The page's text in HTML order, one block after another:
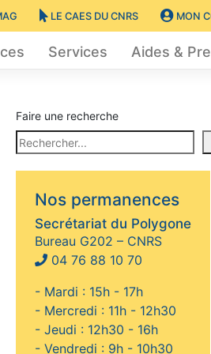
LE CAES DU CNRS MON
Services Aides &
Faire une recherche
Nos permanences
Secrétariat du Polygone
Bureau G202 – CNRS
04 76 88 10 70
- Mardi : 15h - 17h
- Mercredi : 11h - 12h30
- Jeudi : 12h30 - 16h
- Vendredi : 9h - 10h30